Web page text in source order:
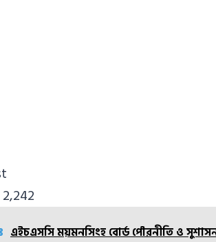
2,242
এইচএসসি ময়মনসিংহ বোর্ড পৌরনীতি ও